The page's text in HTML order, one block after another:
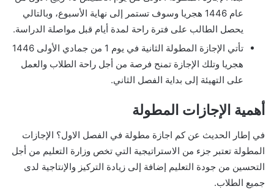
عام 1446 هجريا وسوف تستمر إلى نهاية الأسبوع، وبالتالي
يحصل الطالب على فترة راحة لمدة أيام قبل مواصلة الدراسة.
تأتي الإجازة المطولة الثانية في يوم 1 من جمادي الأولى 1446
هجريا وتلك الإجازة تمنح فرصة من أجل راحة الطلاب والعمل
على التهيئة إلى بداية الفصل الثاني.
أهمية الإجازات المطولة
في إطار الحديث عن كم اجازة مطولة في الفصل الاول؟ الإجازات
المطولة تعتبر جزء من الاستراتيجية التي تخص وزارة التعليم من أجل
التحسين من جودة التعليم إضافة إلى زيادة التركيز والإنتاجية لدى
جميع الطلاب.